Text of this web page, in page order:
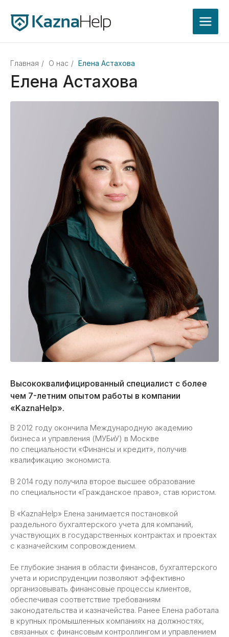
Главная / О нас / Елена Астахова
Елена Астахова
Высококвалифицированный специалист с более
чем 7-летним опытом работы в компании
«KaznaHelp».
В 2012 году окончила Международную академию
бизнеса и управления (МУБиУ) в Москве
по специальности «Финансы и кредит», получив
квалификацию экономиста.
В 2014 году получила второе высшее образование
по специальности «Гражданское право», став юристом.
В «KaznaHelp» Елена занимается постановкой
раздельного бухгалтерского учета для компаний,
участвующих в государственных контрактах и проектах
с казначейским сопровождением.
Ее глубокие знания в области финансов, бухгалтерского
учета и юриспруденции позволяют эффективно
организовывать финансовые процессы клиентов,
обеспечивая соответствие требованиям
законодательства и казначейства. Ранее Елена работала
в крупных промышленных компаниях на должностях,
связанных с финансовым контроллингом и управлением
Статьи автора
Блог